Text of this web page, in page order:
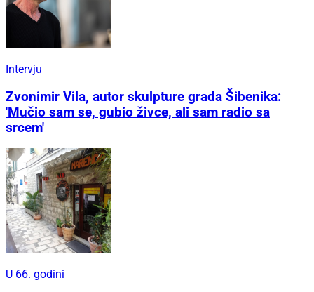
Intervju
Zvonimir Vila, autor skulpture grada Šibenika:
'Mučio sam se, gubio živce, ali sam radio sa
srcem'
U 66. godini